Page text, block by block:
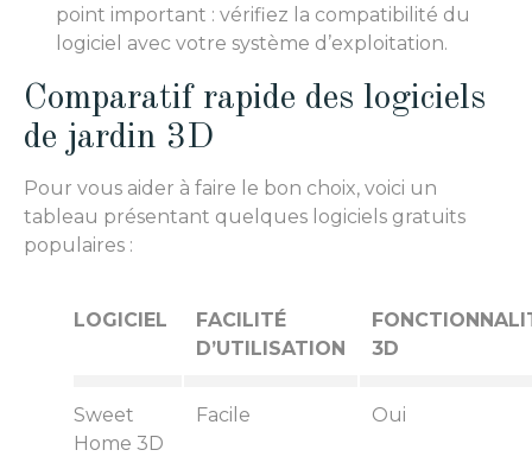
point important : vérifiez la compatibilité du
logiciel avec votre système d’exploitation.
Comparatif rapide des logiciels
de jardin 3D
Pour vous aider à faire le bon choix, voici un
tableau présentant quelques logiciels gratuits
populaires :
LOGICIEL
FACILITÉ
D’UTILISATION
3D
Sweet
Home 3D
Facile Oui